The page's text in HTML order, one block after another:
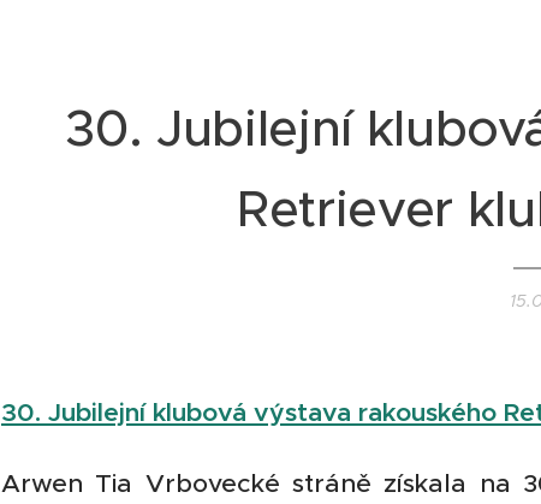
30. Jubilejní
Retriever
30. Jubilejní klubová výstava rakouského
Arwen Tia Vrbovecké stráně získala na